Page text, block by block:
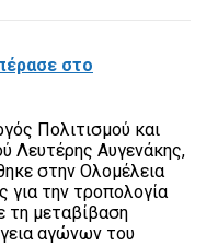
στο
Πολιτισμού και
Λευτέρης Αυγενάκης,
στην Ολομέλεια
για την τροπολογία
τη μεταβίβαση
αγώνων του